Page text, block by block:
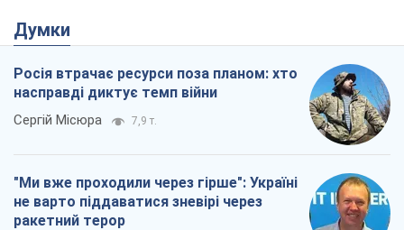
Думки
Росія втрачає ресурси поза планом: хто
насправді диктує темп війни
Сергій Місюра 7,9 т.
"Ми вже проходили через гірше": Україні
не варто піддаватися зневірі через
ракетний терор